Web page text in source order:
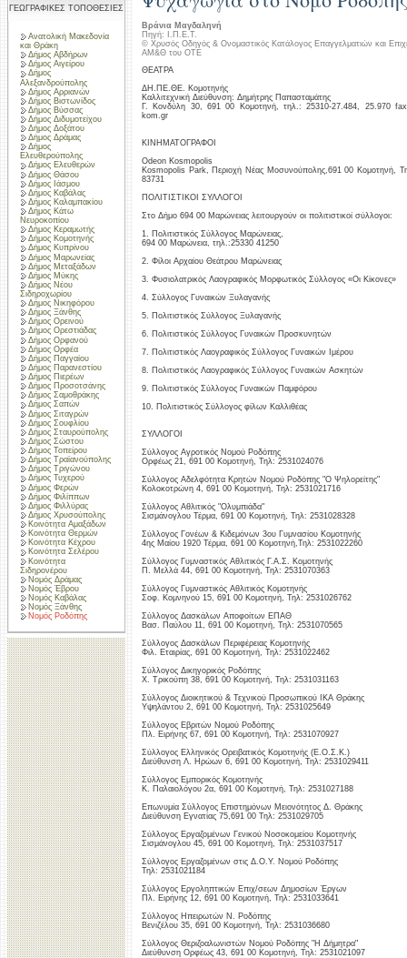
ΓΕΩΓΡΑΦΙΚΕΣ ΤΟΠΟΘΕΣΙΕΣ
Ανατολική Μακεδονία
και Θράκη
Δήμος Αβδήρων
Δήμος Αιγείρου
Δήμος
Αλεξανδρούπολης
Δήμος Αρριανών
Δήμος Βιστωνίδος
Δήμος Βύσσας
Δήμος Διδυμοτείχου
Δήμος Δοξάτου
Δήμος Δράμας
Δήμος
Ελευθερούπολης
Δήμος Ελευθερών
Δήμος Θάσου
Δήμος Ιάσμου
Δήμος Καβάλας
Δήμος Καλαμπακίου
Δήμος Κάτω
Νευροκοπίου
Δήμος Κεραμωτής
Δήμος Κομοτηνής
Δήμος Κυπρίνου
Δήμος Μαρωνείας
Δήμος Μεταξάδων
Δήμος Μύκης
Δήμος Νέου
Σιδηροχωρίου
Δήμος Νικηφόρου
Δήμος Ξάνθης
Δήμος Ορεινού
Δήμος Ορεστιάδας
Δήμος Ορφανού
Δήμος Ορφέα
Δήμος Παγγαίου
Δήμος Παρανεστίου
Δήμος Πιερέων
Δήμος Προσοτσάνης
Δήμος Σαμοθράκης
Δήμος Σαπών
Δήμος Σιταγρών
Δήμος Σουφλίου
Δήμος Σταυρούπολης
Δήμος Σώστου
Δήμος Τοπείρου
Δήμος Τραϊανούπολης
Δήμος Τριγώνου
Δήμος Τυχερού
Δήμος Φερών
Δήμος Φιλίππων
Δήμος Φιλλύρας
Δήμος Χρυσούπολης
Κοινότητα Αμαξάδων
Κοινότητα Θερμών
Κοινότητα Κέχρου
Κοινότητα Σελέρου
Κοινότητα
Σιδηρονέρου
Νομός Δράμας
Νομός Έβρου
Νομός Καβάλας
Νομός Ξάνθης
Νομός Ροδόπης
Βράνια Μαγδαληνή
Πηγή: Ι.Π.Ε.Τ.
© Χρυσός Οδηγός & Ονομαστικός Κατάλογος Επαγγελματιών και
ΑΜ&Θ του ΟΤΕ
ΘΕΑΤΡΑ
ΔΗ.ΠΕ.ΘΕ. Κομοτηνής
Καλλιτεχνική Διεύθυνση: Δημήτρης Παπασταμάτης
Γ. Κονδύλη 30, 691 00 Κομοτηνή, τηλ.: 25310-27.484, 25.970
kom.gr
ΚΙΝΗΜΑΤΟΓΡΑΦΟΙ
Odeon Kosmopolis
Kosmopolis Park, Περιοχή Νέας Μοσυνούπολης,691 00 Κομοτηνή,
83731
ΠΟΛΙΤΙΣΤΙΚΟΙ ΣΥΛΛΟΓΟΙ
Στο Δήμο 694 00 Μαρώνειας λειτουργούν οι πολιτιστικοί σύλλογοι:
1. Πολιτιστικός Σύλλογος Μαρώνειας,
694 00 Μαρώνεια, τηλ.:25330 41250
2. Φίλοι Αρχαίου Θεάτρου Μαρώνειας
3. Φυσιολατρικός Λαογραφικός Μορφωτικός Σύλλογος «Οι Κίκονες»
4. Σύλλογος Γυναικών Ξυλαγανής
5. Πολιτιστικός Σύλλογος Ξυλαγανής
6. Πολιτιστικός Σύλλογος Γυναικών Προσκυνητών
7. Πολιτιστικός Λαογραφικός Σύλλογος Γυναικών Ιμέρου
8. Πολιτιστικός Λαογραφικός Σύλλογος Γυναικών Ασκητών
9. Πολιτιστικός Σύλλογος Γυναικών Παμφόρου
10. Πολιτιστικός Σύλλογος φίλων Καλλιθέας
ΣΥΛΛΟΓΟΙ
Σύλλογος Αγροτικός Νομού Ροδόπης
Ορφέως 21, 691 00 Κομοτηνή, Τηλ: 2531024076
Σύλλογος Αδελφότητα Κρητών Νομού Ροδόπης "Ο Ψηλορείτης"
Κολοκοτρώνη 4, 691 00 Κομοτηνή, Τηλ: 2531021716
Σύλλογος Αθλιτικός "Ολυμπιάδα"
Σισμάνογλου Τέρμα, 691 00 Κομοτηνή, Τηλ: 2531028328
Σύλλογος Γονέων & Κιδεμόνων 3ου Γυμνασίου Κομοτηνής
4ης Μαίου 1920 Τέρμα, 691 00 Κομοτηνή,Τηλ: 2531022260
Σύλλογος Γυμναστικός Αθλιτικός Γ.Α.Σ. Κομοτηνής
Π. Μελλά 44, 691 00 Κομοτηνή, Τηλ: 2531070363
Σύλλογος Γυμναστικός Αθλιτικός Κομοτηνής
Σοφ. Κομνηνού 15, 691 00 Κομοτηνή, Τηλ: 2531026762
Σύλλογος Δασκάλων Αποφοίτων ΕΠΑΘ
Βασ. Παύλου 11, 691 00 Κομοτηνή, Τηλ: 2531070565
Σύλλογος Δασκάλων Περιφέρειας Κομοτηνής
Φιλ. Εταιρίας, 691 00 Κομοτηνή, Τηλ: 2531022462
Σύλλογος Δικηγορικός Ροδόπης
Χ. Τρικούπη 38, 691 00 Κομοτηνή, Τηλ: 2531031163
Σύλλογος Διοικητικού & Τεχνικού Προσωπικού ΙΚΑ Θράκης
Υψηλάντου 2, 691 00 Κομοτηνή, Τηλ: 2531025649
Σύλλογος Εβριτών Νομού Ροδόπης
Πλ. Ειρήνης 67, 691 00 Κομοτηνή, Τηλ: 2531070927
Σύλλογος Ελληνικός Ορειβατικός Κομοτηνής (Ε.Ο.Σ.Κ.)
Διεύθυνση Λ. Ηρώων 6, 691 00 Κομοτηνή, Τηλ: 2531029411
Σύλλογος Εμπορικός Κομοτηνής
Κ. Παλαιολόγου 2α, 691 00 Κομοτηνή, Τηλ: 2531027188
Επωνυμία Σύλλογος Επιστημόνων Μειονότητος Δ. Θράκης
Διεύθυνση Εγνατίας 75,691 00 Τηλ: 2531029705
Σύλλογος Εργαζομένων Γενικού Νοσοκομείου Κομοτηνής
Σισμάνογλου 45, 691 00 Κομοτηνή, Τηλ: 2531037517
Σύλλογος Εργαζομένων στις Δ.Ο.Υ. Νομού Ροδόπης
Τηλ: 2531021184
Σύλλογος Εργοληπτικών Επιχ/σεων Δημοσίων Έργων
Πλ. Ειρήνης 12, 691 00 Κομοτηνή, Τηλ: 2531033641
Σύλλογος Ηπειρωτών Ν. Ροδόπης
Βενιζέλου 35, 691 00 Κομοτηνή, Τηλ: 2531036680
Σύλλογος Θεριζοαλωνιστών Νομού Ροδόπης "Η Δήμητρα"
Διεύθυνση Ορφέως 43, 691 00 Κομοτηνή, Τηλ: 2531021097